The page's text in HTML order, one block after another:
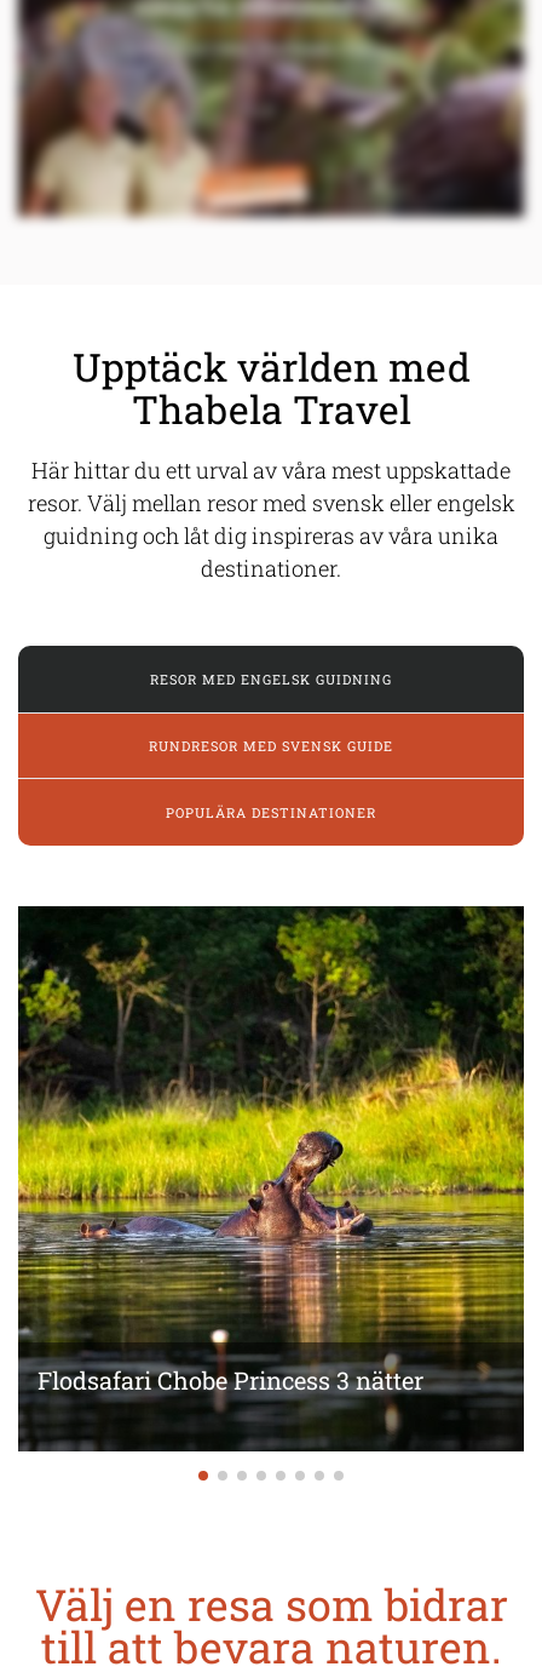
Upptäck världen med
Thabela Travel
Här hittar du ett urval av våra mest uppskattade
resor. Välj mellan resor med svensk eller engelsk
guidning och låt dig inspireras av våra unika
destinationer.
RESOR MED ENGELSK GUIDNING
RUNDRESOR MED SVENSK GUIDE
POPULÄRA DESTINATIONER
Flodsafari Chobe Princess 3 nätter
Välj en resa som bidrar
till att bevara naturen.